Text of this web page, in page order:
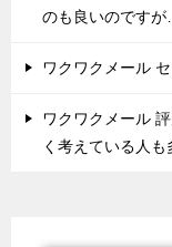
のも良いのですが
ワクワクメール
ワクワクメール
く考えている人も